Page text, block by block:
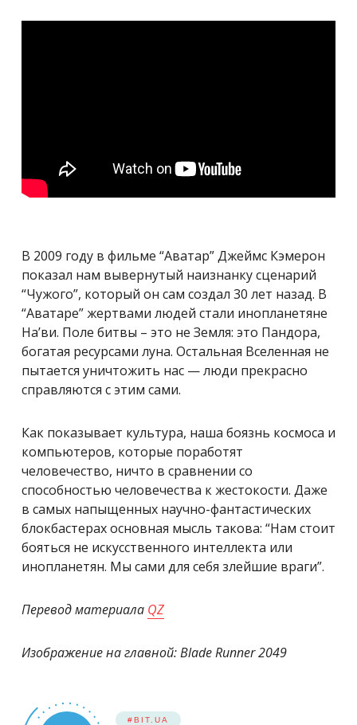
В 2009 году в фильме “Аватар” Джеймс Кэмерон
показал нам вывернутый наизнанку сценарий
“Чужого”, который он сам создал 30 лет назад. В
“Аватаре” жертвами людей стали инопланетяне
На’ви. Поле битвы – это не Земля: это Пандора,
богатая ресурсами луна. Остальная Вселенная не
пытается уничтожить нас — люди прекрасно
справляются с этим сами.
Как показывает культура, наша боязнь космоса и
компьютеров, которые поработят
человечество, ничто в сравнении со
способностью человечества к жестокости. Даже
в самых напыщенных научно-фантастических
блокбастерах основная мысль такова: “Нам стоит
бояться не искусственного интеллекта или
инопланетян. Мы сами для себя злейшие враги”.
Перевод материала QZ
Изображение на главной: Blade Runner 2049
#BIT.UA